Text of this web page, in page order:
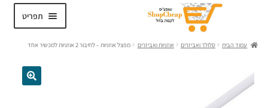
תפריט
עמוד הבית סלולר ואביזרים אוזניות ואביזרים מפצל אוזניות – לחיבור 2 אוזניות למכשיר אחד